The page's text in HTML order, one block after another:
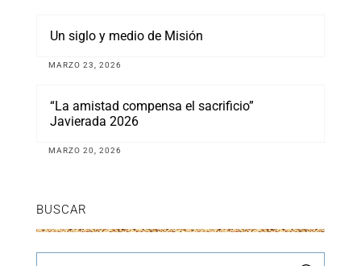
Un siglo y medio de Misión
MARZO 23, 2026
“La amistad compensa el sacrificio”
Javierada 2026
MARZO 20, 2026
BUSCAR